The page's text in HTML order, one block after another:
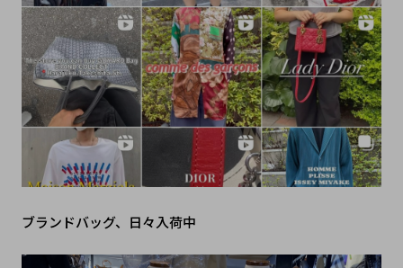
ブランドバッグ、日々入荷中